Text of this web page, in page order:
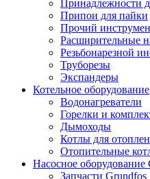
Принадлежности
Припои для пайки
Прочий
Расширительные
Резьбонарезной
Труборезы
Экспандеры
Котельное оборудование
Водонагреватели
Горелки и
Дымоходы
Котлы для
Отопительные
Насосное оборудование
Запчасти Grundfos